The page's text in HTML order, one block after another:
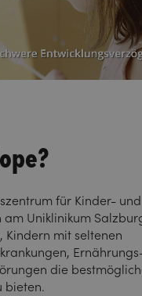
für Kinder- und
am Uniklinikum
mit seltenen
die
bieten.